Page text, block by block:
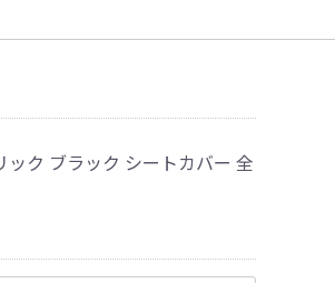
ク ブラック シートカバー 全